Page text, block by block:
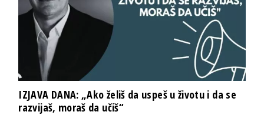
IZJAVA DANA: „Ako želiš da uspeš u životu i da se
razvijaš, moraš da učiš“